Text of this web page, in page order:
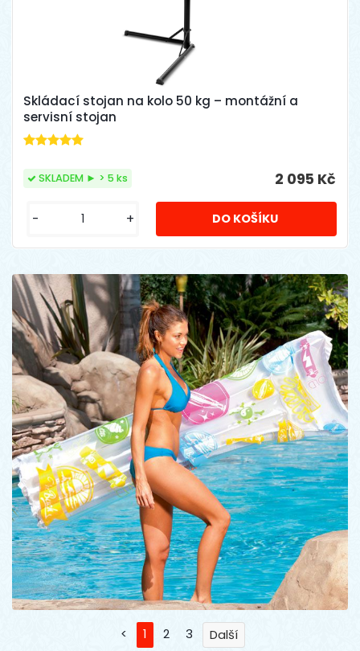
Skládací stojan na kolo 50 kg – montážní a
servisní stojan
2 095 Kč
SKLADEM ► > 5 ks
- +
< 1 2 3